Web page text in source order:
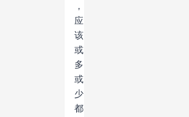
，
应
该
或
多
或
少
都